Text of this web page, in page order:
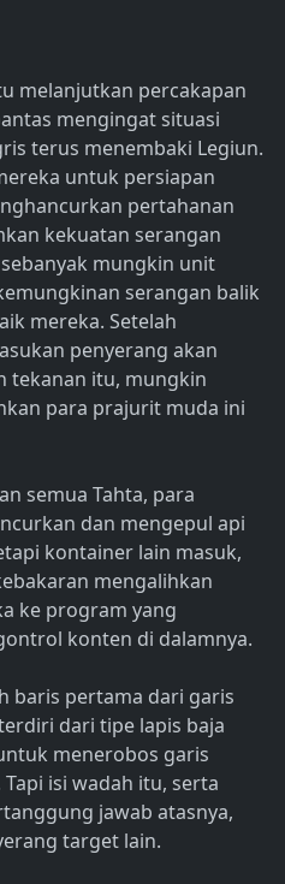
melanjutkan percakapan
mengingat situasi
terus menembaki Legiun.
untuk persiapan
pertahanan
kekuatan serangan
mungkin unit
serangan balik
mereka. Setelah
penyerang akan
tekanan itu, mungkin
para prajurit muda ini
semua Tahta, para
dan mengepul api
kontainer lain masuk,
mengalihkan
ke program yang
konten di dalamnya.
baris pertama dari garis
dari tipe lapis baja
menerobos garis
isi wadah itu, serta
jawab atasnya,
target lain.